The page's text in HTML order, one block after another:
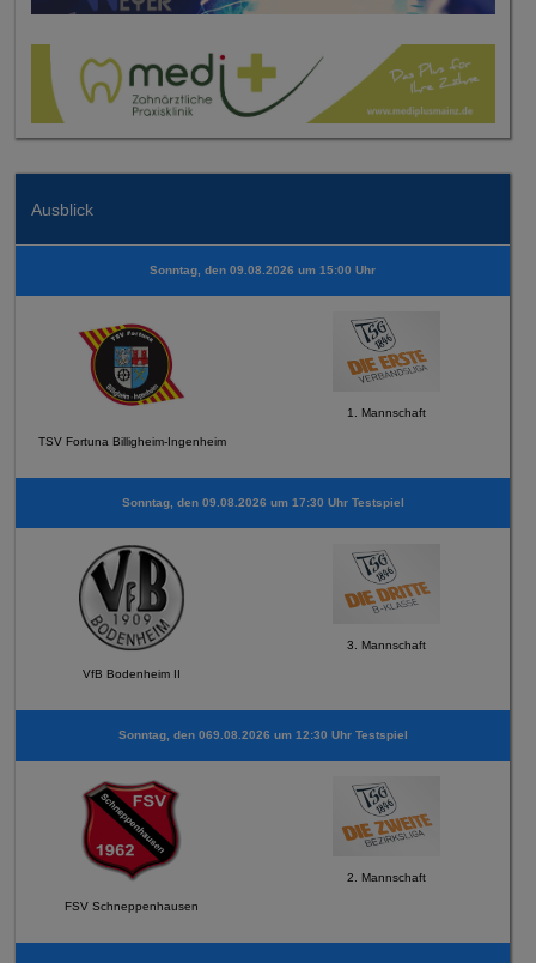
Ausblick
Sonntag, den 09.08.2026 um 15:00 Uhr
TSV Fortuna Billigheim-Ingenheim
1. Mannschaft
Sonntag, den 09.08.2026 um 17:30 Uhr Testspiel
VfB Bodenheim II
3. Mannschaft
Sonntag, den 069.08.2026 um 12:30 Uhr Testspiel
FSV Schneppenhausen
2. Mannschaft